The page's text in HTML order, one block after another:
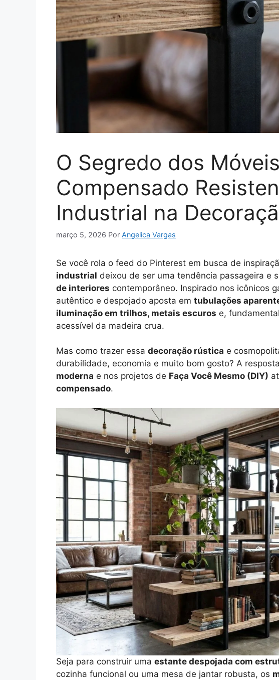
O Segredo dos
Compensado
Industrial na
março 5, 2026 Por Angelica Vargas
Se você rola o feed do Pinterest em busca de
industrial deixou de ser uma tendência passageira e
de interiores contemporâneo. Inspirado nos icônicos
autêntico e despojado aposta em tubulações
iluminação em trilhos, metais escuros e,
acessível da madeira crua.
Mas como trazer essa decoração rústica e
durabilidade, economia e muito bom gosto? A
moderna e nos projetos de Faça Você Mesmo (DIY)
compensado.
Seja para construir uma estante despojada com
cozinha funcional ou uma mesa de jantar robusta, os